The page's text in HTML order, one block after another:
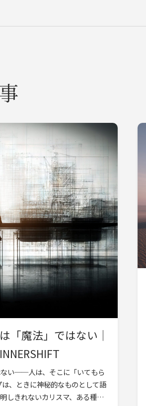
「魔法」ではない｜
い──人は、そこに「いてもら
、ときに神秘的なものとして語
しきれないカリスマ、ある種の